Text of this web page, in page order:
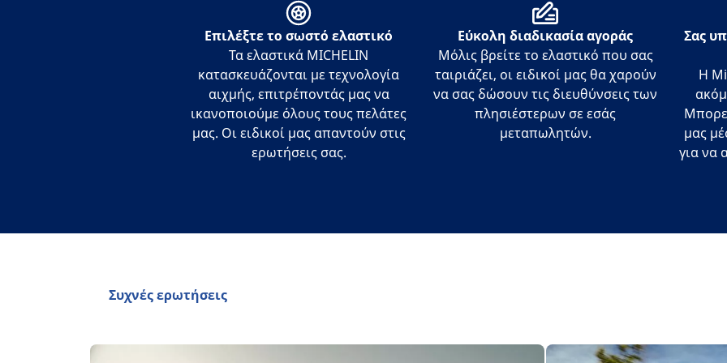
Eπιλέξτε το σωστό ελαστικό
Τα ελαστικά MICHELIN
κατασκευάζονται με τεχνολογία
αιχμής, επιτρέποντάς μας να
ικανοποιούμε όλους τους πελάτες
μας. Οι ειδικοί μας απαντούν στις
ερωτήσεις σας.
Εύκολη διαδικασία αγοράς
Μόλις βρείτε το ελαστικό που σας
ταιριάζει, οι ειδικοί μας θα χαρούν
να σας δώσουν τις διευθύνσεις των
πλησιέστερων σε εσάς
μεταπωλητών.
Σας
Η
μας
για να
Συχνές ερωτήσεις